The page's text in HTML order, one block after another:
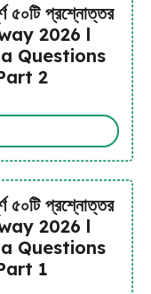
৫০টি প্রশ্নোত্তর
2026 l
Questions
2
৫০টি প্রশ্নোত্তর
2026 l
Questions
1